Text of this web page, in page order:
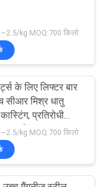
kg MOQ:700 किलो
के लिए लिफ्टर बार
सीआर मिश्र धातु
प्रतिरोधी
पहनेंkg MOQ:700 किलो